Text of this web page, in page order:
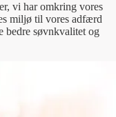
vi har omkring vores
miljø til vores adfærd
bedre søvnkvalitet og